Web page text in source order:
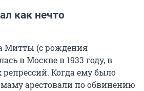
как нечто
Митты (с рождения
в Москве в 1933 году, в
репрессий. Когда ему было
маму арестовали по обвинению